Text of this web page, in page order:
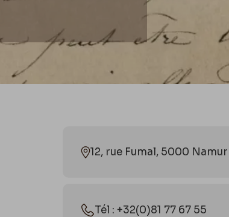
12, rue Fumal, 5000 Namur
Tél : +32(0)81 77 67 55